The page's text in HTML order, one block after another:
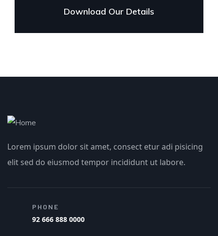
Download Our Details
Lorem ipsum dolor sit amet, consect etur adi pisicing
elit sed do eiusmod tempor incididunt ut labore.
PHONE
92 666 888 0000